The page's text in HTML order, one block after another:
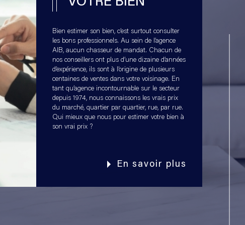
Bien estimer son bien, c’est surtout consulter
les bons professionnels. Au sein de l’agence
AIB, aucun chasseur de mandat. Chacun de
nos conseillers ont plus d’une dizaine d’années
d’expérience, ils sont à l’origine de plusieurs
centaines de ventes dans votre voisinage. En
tant qu’agence incontournable sur le secteur
depuis 1974, nous connaissons les vrais prix
du marché, quartier par quartier, rue, par rue.
Qui mieux que nous pour estimer votre bien à
son vrai prix ?
En savoir plus